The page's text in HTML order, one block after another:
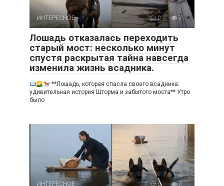
ИНТЕРЕСНОЕ 0 7
Лошадь отказалась переходить
старый мост: несколько минут
спустя раскрытая тайна навсегда
изменила жизнь всадника.
**Лошадь, которая спасла своего всадника:
удивительная история Шторма и забытого моста** Утро
было
ИНТЕРЕСНОЕ 0 7